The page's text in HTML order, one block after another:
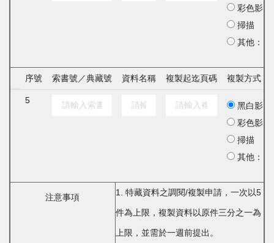
彩色影印
掃描
其他：
序號 索書號／典藏號 資料名稱 複製起迄頁碼 複製方式
5
黑白影印
彩色影印
掃描
其他：
注意事項
1. 特藏資料之調閱/複製申請，一次以5
件為上限，複製資料以原件三分之一為
上限，並需於一週前提出。